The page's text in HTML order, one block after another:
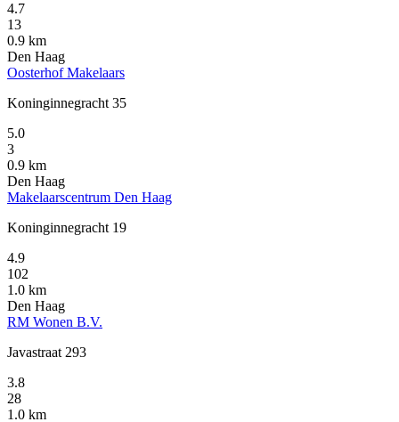
4.7
13
0.9 km
Den Haag
Oosterhof Makelaars
Koninginnegracht 35
5.0
3
0.9 km
Den Haag
Makelaarscentrum Den Haag
Koninginnegracht 19
4.9
102
1.0 km
Den Haag
RM Wonen B.V.
Javastraat 293
3.8
28
1.0 km